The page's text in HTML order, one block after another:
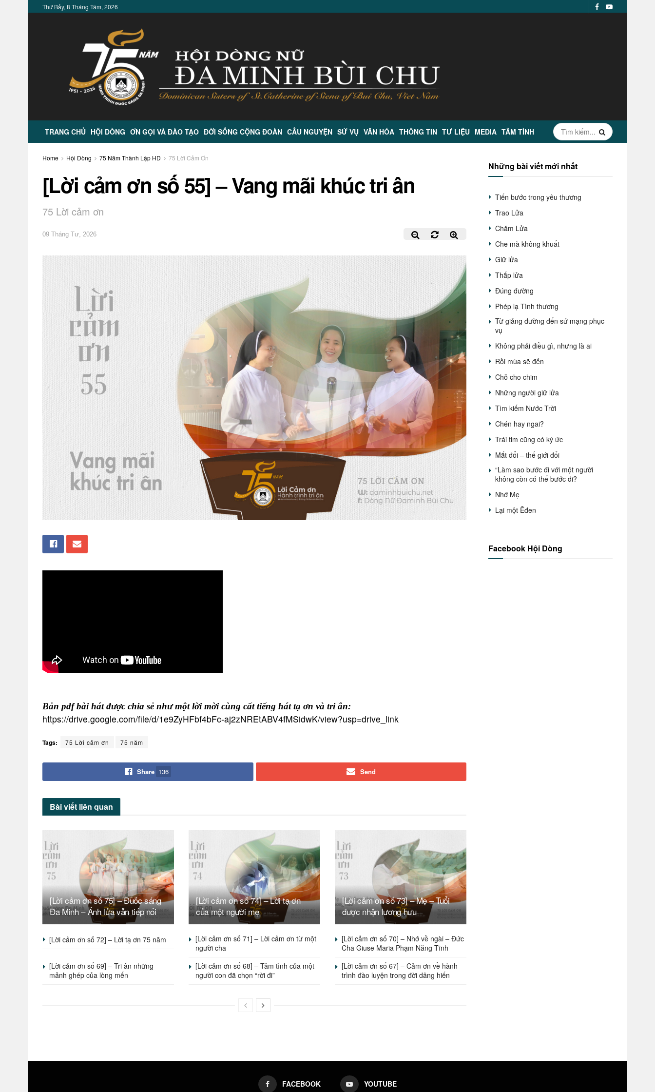
Thứ Bảy, 8 Tháng Tám, 2026
TRANG CHỦ HỘI DÒNG ƠN GỌI VÀ ĐÀO TẠO ĐỜI SỐNG CỘNG ĐOÀN CẦU NGUYỆN SỨ VỤ VĂN HÓA THÔNG TIN TƯ LIỆU MEDIA TÂM TÌNH
Home Hội Dòng 75 Năm Thành Lập HD 75 Lời Cảm Ơn
[Lời cảm ơn số 55] – Vang mãi khúc tri ân
75 Lời cảm ơn
09 Tháng Tư, 2026
Bản pdf bài hát được chia sẻ như một lời mời cùng cất tiếng hát tạ ơn và tri ân:
https://drive.google.com/file/d/1e9ZyHFbf4bFc-aj2zNREtABV4fMSidwK/view?usp=drive_link
Tags: 75 Lời cảm ơn 75 năm
Share 136 Send
Bài viết liên quan
[Lời cảm ơn số 75] – Đuốc sáng
Đa Minh – Ánh lửa vẫn tiếp nối
[Lời cảm ơn số 74] – Lời tạ ơn
của một người mẹ
[Lời cảm ơn số 73] – Mẹ – Tuổi
được nhận lương hưu
[Lời cảm ơn số 72] – Lời tạ ơn 75 năm
[Lời cảm ơn số 71] – Lời cảm ơn từ một
người cha
[Lời cảm ơn số 70] – Nhớ về ngài – Đức
Cha Giuse Maria Phạm Năng Tĩnh
[Lời cảm ơn số 69] – Tri ân những
mảnh ghép của lòng mến
[Lời cảm ơn số 68] – Tâm tình của một
người con đã chọn “rời đi”
[Lời cảm ơn số 67] – Cảm ơn về hành
trình đào luyện trong đời dâng hiến
Những bài viết mới nhất
Tiến bước trong yêu thương
Trao Lửa
Chăm Lửa
Che mà không khuất
Giữ lửa
Thắp lửa
Đúng đường
Phép lạ Tình thương
Từ giảng đường đến sứ mạng phục
vụ
Không phải điều gì, nhưng là ai
Rồi mùa sẽ đến
Chỗ cho chim
Những người giữ lửa
Tìm kiếm Nước Trời
Chén hay ngai?
Trái tim cũng có ký ức
Mắt đổi – thế giới đổi
“Làm sao bước đi với một người
không còn có thể bước đi?
Nhớ Mẹ
Lại một Êđen
Facebook Hội Dòng
FACEBOOK YOUTUBE